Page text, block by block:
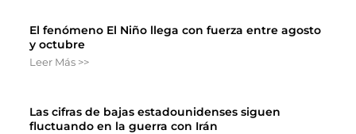
El fenómeno El Niño llega con fuerza entre agosto
y octubre
Leer Más >>
Las cifras de bajas estadounidenses siguen
fluctuando en la guerra con Irán